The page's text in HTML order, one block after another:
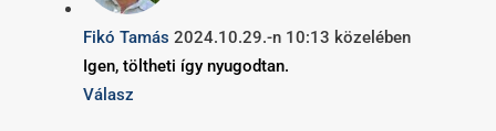
Fikó Tamás 2024.10.29.-n 10:13 közelében
Igen, töltheti így nyugodtan.
Válasz